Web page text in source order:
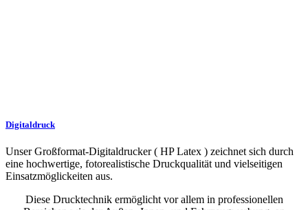
Digitaldruck
Unser Großformat-Digitaldrucker ( HP Latex ) zeichnet sich durch
eine hochwertige, fotorealistische Druckqualität und vielseitigen
Einsatzmöglickeiten aus.
Diese Drucktechnik ermöglicht vor allem in professionellen